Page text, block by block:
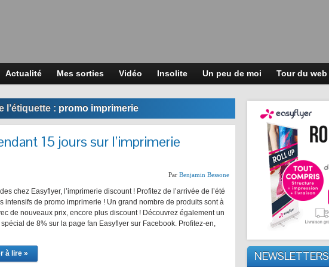
Actualité Mes sorties Vidéo Insolite Un peu de moi Tour du web
l’étiquette : promo imprimerie
15 jours sur l’imprimerie
Par Benjamin Bessone
chez Easyflyer, l’imprimerie discount ! Profitez de l’arrivée de l’été
intensifs de promo imprimerie ! Un grand nombre de produits sont à
de nouveaux prix, encore plus discount ! Découvrez également un
de 8% sur la page fan Easyflyer sur Facebook. Profitez-en,
à lire » NEWSLETTERS